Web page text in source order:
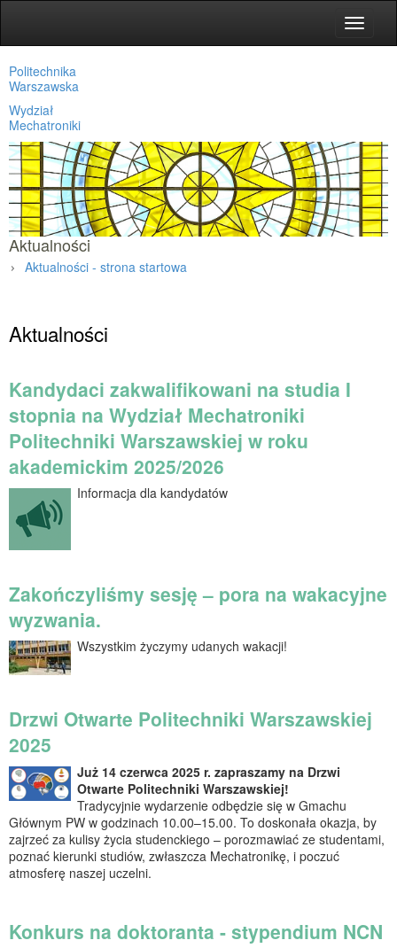
Toggle
Politechnika
Warszawska
Wydział
Mechatroniki
Aktualności
Aktualności - strona startowa
Aktualności
Kandydaci zakwalifikowani na studia I
stopnia na Wydział Mechatroniki
Politechniki Warszawskiej w roku
akademickim 2025/2026
Informacja dla kandydatów
Zakończyliśmy sesję – pora na wakacyjne
wyzwania.
Wszystkim życzymy udanych wakacji!
Drzwi Otwarte Politechniki Warszawskiej
2025
Już 14 czerwca 2025 r. zapraszamy na Drzwi
Otwarte Politechniki Warszawskiej!
Tradycyjnie wydarzenie odbędzie się w Gmachu
Głównym PW w godzinach 10.00–15.00. To doskonała okazja, by
zajrzeć za kulisy życia studenckiego – porozmawiać ze studentami,
poznać kierunki studiów, zwłaszcza Mechatronikę, i poczuć
atmosferę naszej uczelni.
Konkurs na doktoranta - stypendium NCN